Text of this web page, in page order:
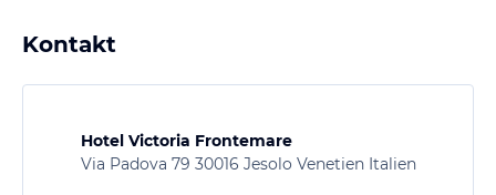
Kontakt
Hotel Victoria Frontemare
Via Padova 79 30016 Jesolo Venetien Italien